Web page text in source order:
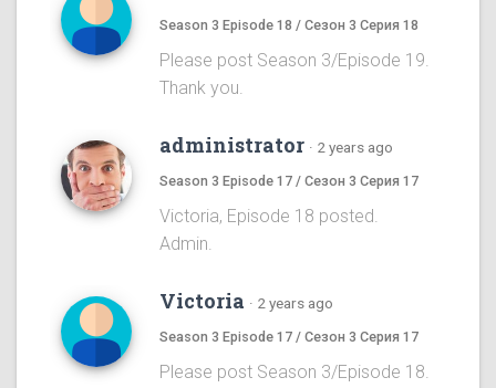
Season 3 Episode 18 / Сезон 3 Серия 18
Please post Season 3/Episode 19.
Thank you.
administrator · 2 years ago
Season 3 Episode 17 / Сезон 3 Серия 17
Victoria, Episode 18 posted.
Admin.
Victoria · 2 years ago
Season 3 Episode 17 / Сезон 3 Серия 17
Please post Season 3/Episode 18.